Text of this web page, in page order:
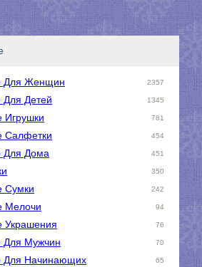
Для Женщин 2357
Для Детей 1345
Игрушки 781
Салфетки 454
Для Дома 451
350
Сумки 242
Мелочи 94
Украшения 76
Для Мужчин 70
Для Начинающих 65